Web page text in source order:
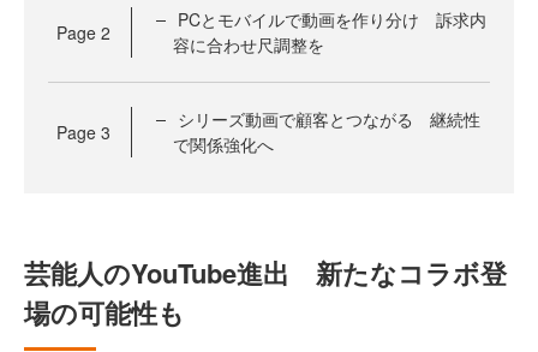
Page 2
PCとモバイルで動画を作り分け 訴求内
容に合わせ尺調整を
Page 3
シリーズ動画で顧客とつながる 継続性
で関係強化へ
芸能人のYouTube進出 新たなコラボ登
場の可能性も